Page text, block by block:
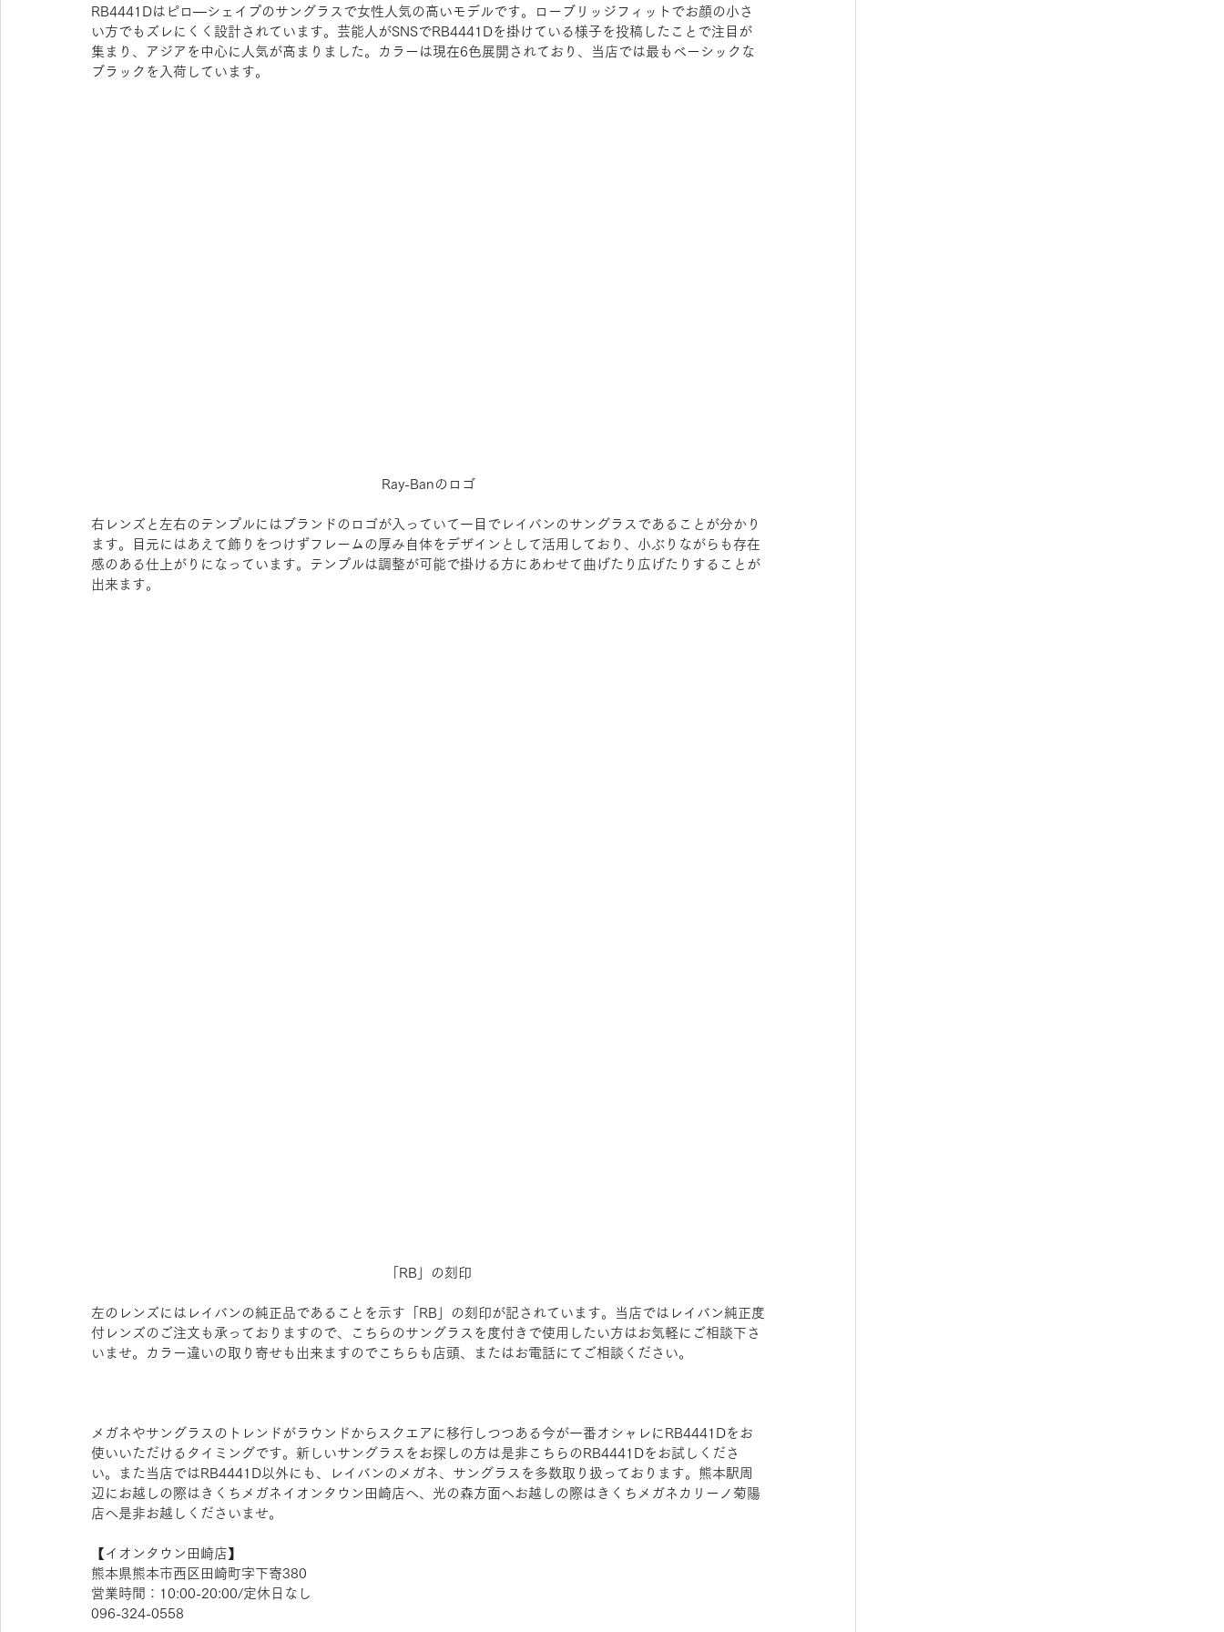
RB4441Dはピロ―シェイプのサングラスで女性人気の高いモデルです。ローブリッジフィットでお顔の小さ
い方でもズレにくく設計されています。芸能人がSNSでRB4441Dを掛けている様子を投稿したことで注目が
集まり、アジアを中心に人気が高まりました。カラーは現在6色展開されており、当店では最もベーシックな
ブラックを入荷しています。
Ray-Banのロゴ
右レンズと左右のテンプルにはブランドのロゴが入っていて一目でレイバンのサングラスであることが分かり
ます。目元にはあえて飾りをつけずフレームの厚み自体をデザインとして活用しており、小ぶりながらも存在
感のある仕上がりになっています。テンプルは調整が可能で掛ける方にあわせて曲げたり広げたりすることが
出来ます。
「RB」の刻印
左のレンズにはレイバンの純正品であることを示す「RB」の刻印が記されています。当店ではレイバン純正度
付レンズのご注文も承っておりますので、こちらのサングラスを度付きで使用したい方はお気軽にご相談下さ
いませ。カラー違いの取り寄せも出来ますのでこちらも店頭、またはお電話にてご相談ください。
メガネやサングラスのトレンドがラウンドからスクエアに移行しつつある今が一番オシャレにRB4441Dをお
使いいただけるタイミングです。新しいサングラスをお探しの方は是非こちらのRB4441Dをお試しくださ
い。また当店ではRB4441D以外にも、レイバンのメガネ、サングラスを多数取り扱っております。熊本駅周
辺にお越しの際はきくちメガネイオンタウン田崎店へ、光の森方面へお越しの際はきくちメガネカリーノ菊陽
店へ是非お越しくださいませ。
​【イオンタウン田崎店】
熊本県熊本市西区田崎町字下寄380
営業時間：10:00-20:00/定休日なし
096-324-0558